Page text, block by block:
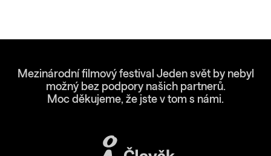
Mezinárodní filmový festival Jeden svět by nebyl
možný bez podpory našich partnerů.
Moc děkujeme, že jste v tom s námi.